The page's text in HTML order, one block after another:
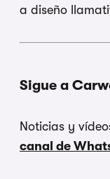
a diseño
Sigue a
Noticias y
canal de